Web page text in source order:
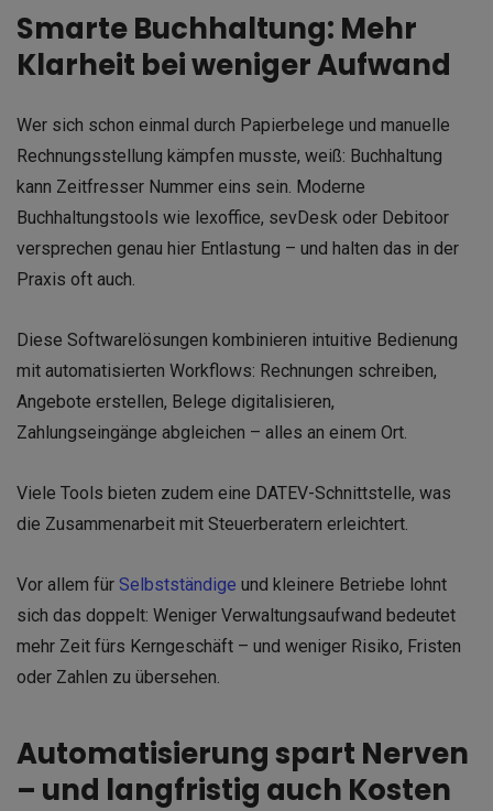
Smarte Buchhaltung: Mehr
Klarheit bei weniger Aufwand
Wer sich schon einmal durch Papierbelege und manuelle
Rechnungsstellung kämpfen musste, weiß: Buchhaltung
kann Zeitfresser Nummer eins sein. Moderne
Buchhaltungstools wie lexoffice, sevDesk oder Debitoor
versprechen genau hier Entlastung – und halten das in der
Praxis oft auch.
Diese Softwarelösungen kombinieren intuitive Bedienung
mit automatisierten Workflows: Rechnungen schreiben,
Angebote erstellen, Belege digitalisieren,
Zahlungseingänge abgleichen – alles an einem Ort.
Viele Tools bieten zudem eine DATEV-Schnittstelle, was
die Zusammenarbeit mit Steuerberatern erleichtert.
Vor allem für Selbstständige und kleinere Betriebe lohnt
sich das doppelt: Weniger Verwaltungsaufwand bedeutet
mehr Zeit fürs Kerngeschäft – und weniger Risiko, Fristen
oder Zahlen zu übersehen.
Automatisierung spart Nerven
– und langfristig auch Kosten